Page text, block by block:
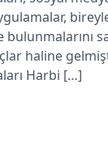
bulunmalarını
haline
Harbi […]